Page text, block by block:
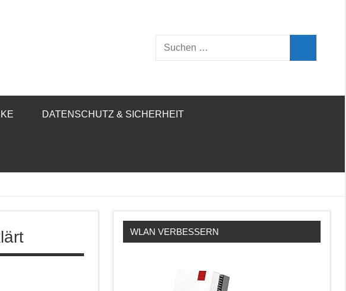
Suchen
nach:
DATENSCHUTZ & SICHERHEIT
WLAN VERBESSERN